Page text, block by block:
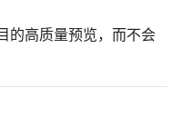
的高质量预览，而不会